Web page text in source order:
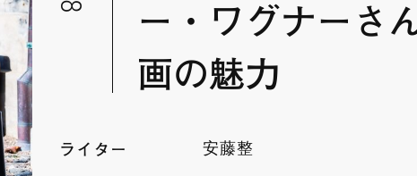
ー・ワグナーさ
画の魅力
ライター 安藤整